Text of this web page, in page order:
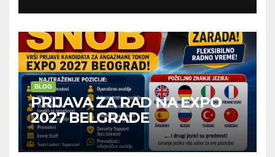
BLOG
PRIJAVA ZA RAD NA EXPO
2027 BELGRADE